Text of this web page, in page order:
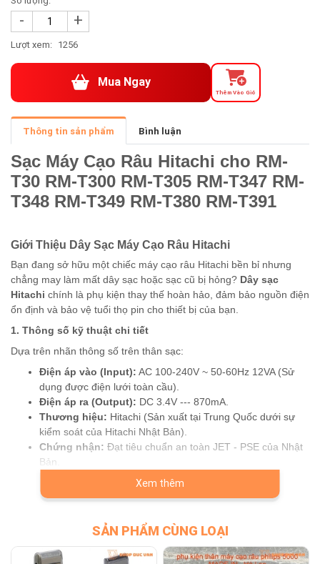
- +
Lượt xem: 1256
Mua Ngay
Thêm Vào Giỏ
Thông tin sản phẩm Bình luận
Sạc Máy Cạo Râu Hitachi cho RM-
T30 RM-T300 RM-T305 RM-T347 RM-
T348 RM-T349 RM-T380 RM-T391
Giới Thiệu Dây Sạc Máy Cạo Râu Hitachi
Bạn đang sở hữu một chiếc máy cạo râu Hitachi bền bỉ nhưng
chẳng may làm mất dây sạc hoặc sạc cũ bị hỏng? Dây sạc
Hitachi chính là phụ kiện thay thế hoàn hảo, đảm bảo nguồn điện
ổn định và bảo vệ tuổi thọ pin cho thiết bị của bạn.
1. Thông số kỹ thuật chi tiết
Dựa trên nhãn thông số trên thân sạc:
Điện áp vào (Input): AC 100-240V ~ 50-60Hz 12VA (Sử
dụng được điện lưới toàn cầu).
Điện áp ra (Output): DC 3.4V --- 870mA.
Thương hiệu: Hitachi (Sản xuất tại Trung Quốc dưới sự
kiểm soát của Hitachi Nhật Bản).
Chứng nhận: Đạt tiêu chuẩn an toàn JET - PSE của Nhật
Bản.
2. Danh sách các dòng máy tương thích
tương thích hoàn toàn với các model máy cạo râu Hitachi sau:
Dòng RM-T:RM-T30, RM-T300, RM-T305, RM-T347, RM-
T348, RM-T349, RM-T380, RM-T391, RM-T393, RM-T397,
Xem thêm
SẢN PHẨM CÙNG LOẠI